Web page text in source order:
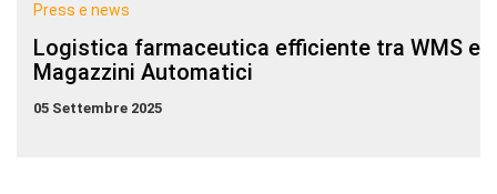
Press e news
Logistica farmaceutica efficiente tra WMS e
Magazzini Automatici
05 Settembre 2025